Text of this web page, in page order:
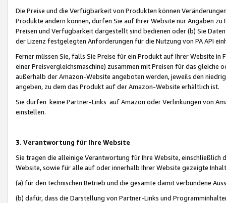
Die Preise und die Verfügbarkeit von Produkten können
Produkte ändern können, dürfen Sie auf Ihrer Website nur Angaben
Preisen und Verfügbarkeit dargestellt sind bedienen oder (b) Sie
der Lizenz festgelegten Anforderungen für die Nutzung von PA API
Ferner müssen Sie, falls Sie Preise für ein Produkt auf Ihrer Website
einer Preisvergleichsmaschine) zusammen mit Preisen für das
außerhalb der Amazon-Website angeboten werden, jeweils den
angeben, zu dem das Produkt auf der Amazon-Website erhältlich ist.
Sie dürfen keine Partner-Links auf Amazon oder Verlinkungen von
einstellen.
3. Verantwortung für Ihre Website
Sie tragen die alleinige Verantwortung für Ihre Website,
Website, sowie für alle auf oder innerhalb Ihrer Website gezeigte
(a) für den technischen Betrieb und die gesamte damit verbundene
(b) dafür, dass die Darstellung von Partner-Links und